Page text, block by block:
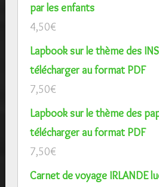
par les enfants
4,50€
Lapbook sur le thème des
télécharger au format PDF
7,50€
Lapbook sur le thème des
télécharger au format PDF
7,50€
Carnet de voyage IRLANDE